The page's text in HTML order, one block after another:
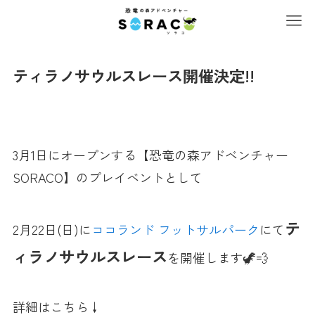
ティラノサウルスレース開催決定!!
3月1日にオープンする【恐竜の森アドベンチャー
SORACO】のプレイベントとして
2月22日(日)にココランド フットサルパークにてテ
ィラノサウルスレースを開催します🦖💨
詳細はこちら↓